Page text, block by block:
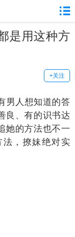
是用这种方
+关注
人想知道的答
良、有的识书达
她的方法也不一
，撩妹绝对实